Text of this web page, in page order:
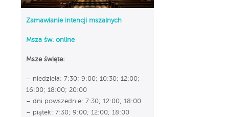
Zamawianie intencji mszalnych
Msza św. online
Msze święte:
– niedziela: 7:30; 9:00; 10:30; 12:00;
16:00; 18:00; 20:00
– dni powszednie: 7:30; 12:00; 18:00
– piątek: 7:30; 9:00; 12:00; 18:00